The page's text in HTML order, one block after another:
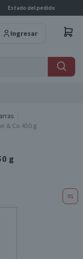
Estado del pedido
Ingresar
& Co 450 g
g